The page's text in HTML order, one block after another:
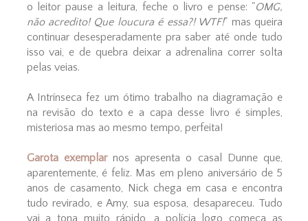
o leitor pause a leitura, feche o livro e pense: "OMG,
não acredito! Que loucura é essa?! WTF!" mas queira
continuar desesperadamente pra saber até onde tudo
isso vai, e de quebra deixar a adrenalina correr solta
pelas veias.
A Intrínseca fez um ótimo trabalho na diagramação e
na revisão do texto e a capa desse livro é simples,
misteriosa mas ao mesmo tempo, perfeita!
Garota exemplarnos apresenta o casal Dunne que,
aparentemente, é feliz. Mas em pleno aniversário de 5
anos de casamento, Nick chega em casa e encontra
tudo revirado, e Amy, sua esposa, desapareceu. Tudo
vai a tona muito rápido, a polícia logo começa as